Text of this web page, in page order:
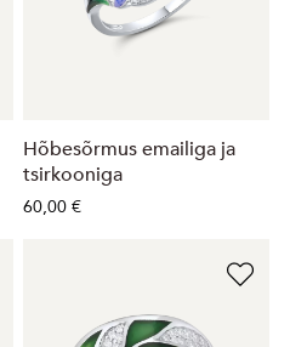
Hõbesõrmus emailiga ja
tsirkooniga
60,00 €